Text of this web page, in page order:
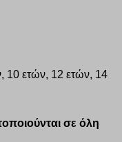
10 ετών, 12 ετών, 14
σε όλη